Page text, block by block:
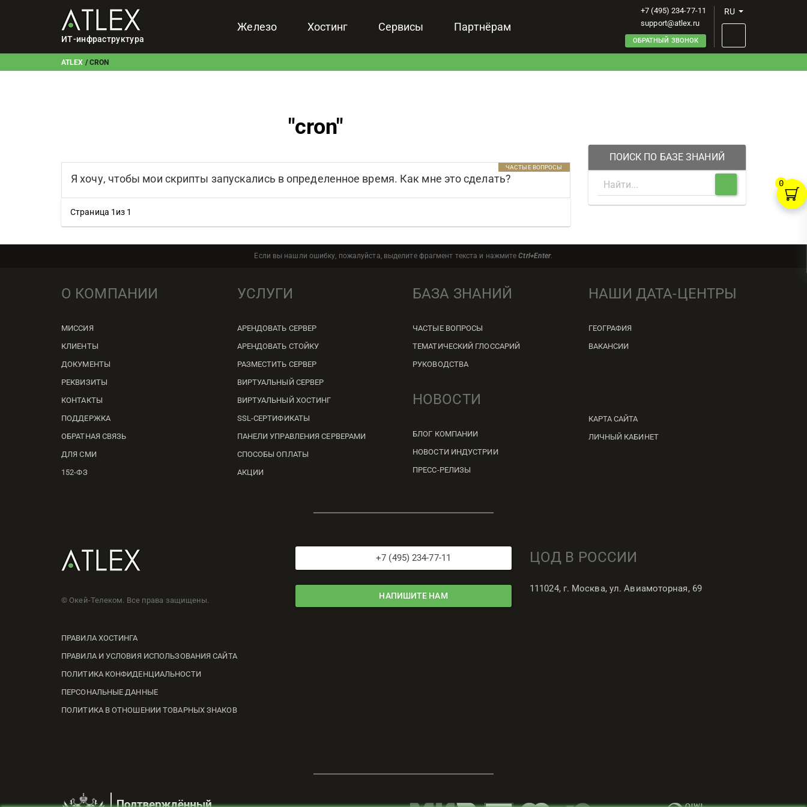
ИТ-инфраструктура
Железо Хостинг Сервисы Партнёрам
+7 (495) 234-77-11
support@atlex.ru
ОБРАТНЫЙ ЗВОНОК
RU
ATLEX / CRON
"cron"
Я хочу, чтобы мои скрипты запускались в определенное время. Как мне это сделать?
ЧАСТЫЕ ВОПРОСЫ
Страница 1из 1
ПОИСК ПО БАЗЕ ЗНАНИЙ
0
Если вы нашли ошибку, пожалуйста, выделите фрагмент текста и нажмитеCtrl+Enter.
О КОМПАНИИ
МИССИЯ
КЛИЕНТЫ
ДОКУМЕНТЫ
РЕКВИЗИТЫ
КОНТАКТЫ
ПОДДЕРЖКА
ОБРАТНАЯ СВЯЗЬ
ДЛЯ СМИ
152-ФЗ
УСЛУГИ
АРЕНДОВАТЬ СЕРВЕР
АРЕНДОВАТЬ СТОЙКУ
РАЗМЕСТИТЬ СЕРВЕР
ВИРТУАЛЬНЫЙ СЕРВЕР
ВИРТУАЛЬНЫЙ ХОСТИНГ
SSL-СЕРТИФИКАТЫ
ПАНЕЛИ УПРАВЛЕНИЯ СЕРВЕРАМИ
СПОСОБЫ ОПЛАТЫ
АКЦИИ
БАЗА ЗНАНИЙ
ЧАСТЫЕ ВОПРОСЫ
ТЕМАТИЧЕСКИЙ ГЛОССАРИЙ
РУКОВОДСТВА
НОВОСТИ
БЛОГ КОМПАНИИ
НОВОСТИ ИНДУСТРИИ
ПРЕСС-РЕЛИЗЫ
НАШИ ДАТА-ЦЕНТРЫ
ГЕОГРАФИЯ
ВАКАНСИИ
КАРТА САЙТА
ЛИЧНЫЙ КАБИНЕТ
© Окей-Телеком. Все права защищены.
ПРАВИЛА ХОСТИНГА
ПРАВИЛА И УСЛОВИЯ ИСПОЛЬЗОВАНИЯ САЙТА
ПОЛИТИКА КОНФИДЕНЦИАЛЬНОСТИ
ПЕРСОНАЛЬНЫЕ ДАННЫЕ
ПОЛИТИКА В ОТНОШЕНИИ ТОВАРНЫХ ЗНАКОВ
+7 (495) 234-77-11
НАПИШИТЕ НАМ
ЦОД В РОССИИ
111024, г. Москва, ул. Авиамоторная, 69